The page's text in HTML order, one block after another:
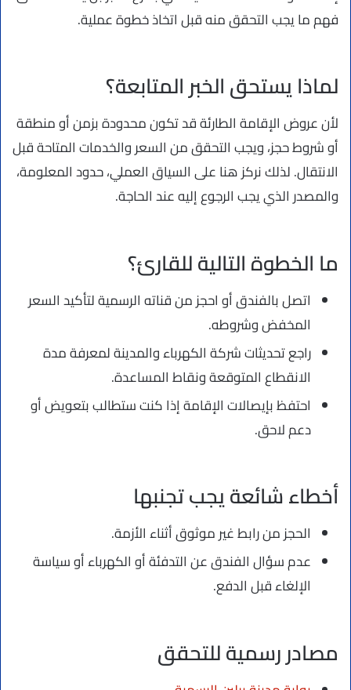
فهم ما يجب التحقق منه قبل اتخاذ خطوة عملية.
لماذا يستحق الخبر المتابعة؟
لأن عروض الإقامة الطارئة قد تكون محدودة بزمن أو منطقة
أو شروط حجز، ويجب التحقق من السعر والخدمات المتاحة قبل
الانتقال. لذلك نركز هنا على السياق العملي، حدود المعلومة،
والمصدر الذي يجب الرجوع إليه عند الحاجة.
ما الخطوة التالية للقارئ؟
اتصل بالفندق أو احجز من قناته الرسمية لتأكيد السعر
المخفض وشروطه.
راجع تحديثات شركة الكهرباء والمدينة لمعرفة مدة
الانقطاع المتوقعة ونقاط المساعدة.
احتفظ بإيصالات الإقامة إذا كنت ستطالب بتعويض أو
دعم لاحق.
أخطاء شائعة يجب تجنبها
الحجز من رابط غير موثوق أثناء الأزمة.
عدم سؤال الفندق عن التدفئة أو الكهرباء أو سياسة
الإلغاء قبل الدفع.
مصادر رسمية للتحقق